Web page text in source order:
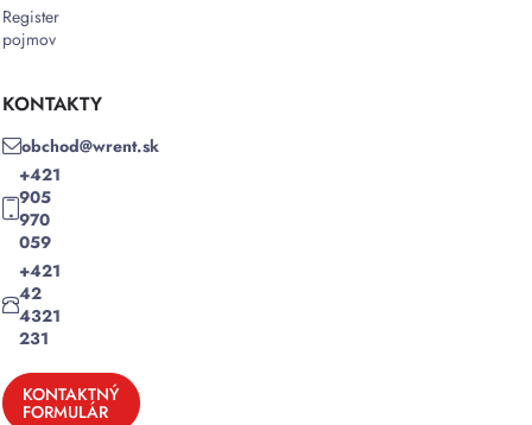
Register
pojmov
KONTAKTY
obchod@wrent.sk
+421
905
970
059
+421
42
4321
231
KONTAKTNÝ
FORMULÁR